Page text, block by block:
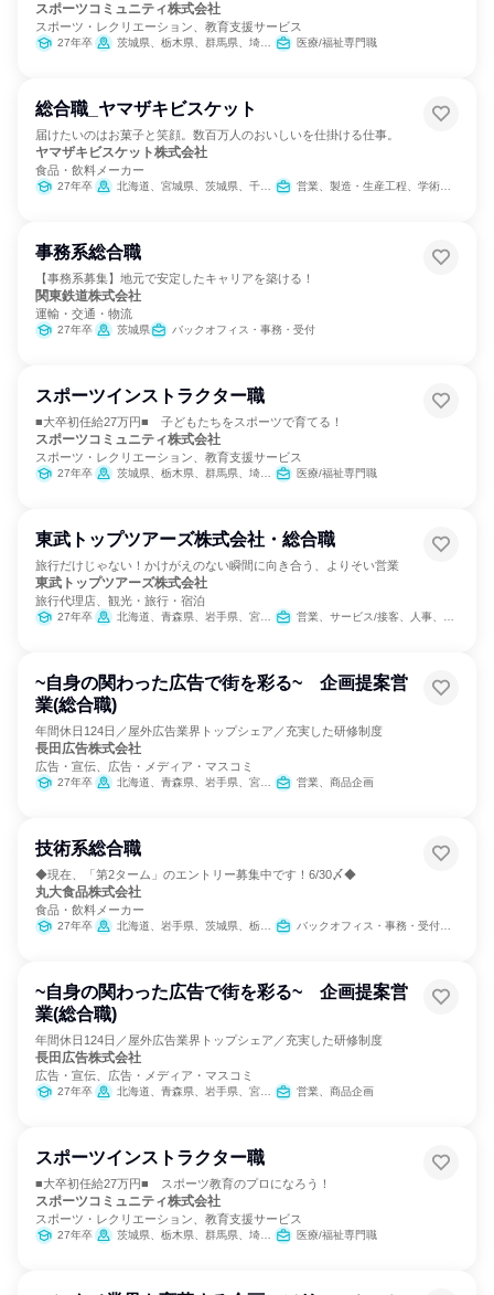
スポーツコミュニティ株式会社
スポーツ・レクリエーション、教育支援サービス
27年卒 茨城県、栃木県、群馬県、埼玉県、千葉県、東京都、神奈川県、岐阜県、静岡県、愛知県、滋賀県、京都府、大阪府、兵庫県、奈良県、岡山県、広島県、福岡県 医療/福祉専門職
総合職_ヤマザキビスケット
届けたいのはお菓子と笑顔。数百万人のおいしいを仕掛ける仕事。
ヤマザキビスケット株式会社
食品・飲料メーカー
27年卒 北海道、宮城県、茨城県、千葉県、東京都、神奈川県、石川県、長野県、愛知県、大阪府、広島県、香川県、福岡県、鹿児島県、沖縄県 営業、製造・生産工程、学術研究、人事、総務、法務/知財
事務系総合職
【事務系募集】地元で安定したキャリアを築ける！
関東鉄道株式会社
運輸・交通・物流
27年卒 茨城県 バックオフィス・事務・受付
スポーツインストラクター職
■大卒初任給27万円■ 子どもたちをスポーツで育てる！
スポーツコミュニティ株式会社
スポーツ・レクリエーション、教育支援サービス
27年卒 茨城県、栃木県、群馬県、埼玉県、千葉県、東京都、神奈川県、岐阜県、静岡県、愛知県、滋賀県、京都府、大阪府、兵庫県、奈良県、岡山県、広島県、福岡県 医療/福祉専門職
東武トップツアーズ株式会社・総合職
旅行だけじゃない！かけがえのない瞬間に向き合う、よりそい営業
東武トップツアーズ株式会社
旅行代理店、観光・旅行・宿泊
27年卒 北海道、青森県、岩手県、宮城県、秋田県、山形県、福島県、茨城県、栃木県、群馬県、埼玉県、千葉県、東京都、神奈川県、新潟県、富山県、石川県、福井県、山梨県、長野県、岐阜県、静岡県、愛知県、三重県、滋賀県、京都府、大阪府、兵庫県、奈良県、和歌山県、鳥取県、島根県、岡山県、広島県、山口県、徳島県、香川県、愛媛県、高知県、福岡県、佐賀県、長崎県、熊本県、大分県、宮崎県、鹿児島県、沖縄県 営業、サービス/接客、人事、総務、法務/知財
~自身の関わった広告で街を彩る~ 企画提案営
業(総合職)
年間休日124日／屋外広告業界トップシェア／充実した研修制度
長田広告株式会社
広告・宣伝、広告・メディア・マスコミ
27年卒 北海道、青森県、岩手県、宮城県、秋田県、山形県、福島県、茨城県、栃木県、群馬県、埼玉県、千葉県、東京都、神奈川県、新潟県、富山県、石川県、福井県、長野県、岐阜県、静岡県、愛知県、三重県、滋賀県、京都府、大阪府、兵庫県、奈良県、鳥取県、島根県、岡山県、広島県、山口県、徳島県、香川県、高知県、福岡県、長崎県、熊本県、大分県、宮崎県、鹿児島県、沖縄県 営業、商品企画
技術系総合職
◆現在、「第2ターム」のエントリー募集中です！6/30〆◆
丸大食品株式会社
食品・飲料メーカー
27年卒 北海道、岩手県、茨城県、栃木県、神奈川県、新潟県、静岡県、三重県、大阪府、広島県、佐賀県 バックオフィス・事務・受付、経営/事業企画、製造・生産工程、学術研究、カスタマーサクセス、商品企画、SCM/生産管理/購買/物流、マーケティング・広告・宣伝
~自身の関わった広告で街を彩る~ 企画提案営
業(総合職)
年間休日124日／屋外広告業界トップシェア／充実した研修制度
長田広告株式会社
広告・宣伝、広告・メディア・マスコミ
27年卒 北海道、青森県、岩手県、宮城県、秋田県、山形県、福島県、茨城県、栃木県、群馬県、埼玉県、千葉県、東京都、神奈川県、新潟県、富山県、石川県、福井県、長野県、岐阜県、静岡県、愛知県、三重県、滋賀県、京都府、大阪府、兵庫県、奈良県、鳥取県、島根県、岡山県、広島県、山口県、徳島県、香川県、高知県、福岡県、長崎県、熊本県、大分県、宮崎県、鹿児島県、沖縄県 営業、商品企画
スポーツインストラクター職
■大卒初任給27万円■ スポーツ教育のプロになろう！
スポーツコミュニティ株式会社
スポーツ・レクリエーション、教育支援サービス
27年卒 茨城県、栃木県、群馬県、埼玉県、千葉県、東京都、神奈川県、岐阜県、静岡県、愛知県、滋賀県、京都府、大阪府、兵庫県、奈良県、岡山県、広島県、福岡県 医療/福祉専門職